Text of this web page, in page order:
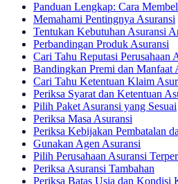
Panduan Lengkap: Cara
Memahami Pentingnya Asuransi
Tentukan Kebutuhan Asuransi
Perbandingan Produk Asuransi
Cari Tahu Reputasi Perusahaan
Bandingkan Premi dan Manfaat
Cari Tahu Ketentuan Klaim
Periksa Syarat dan Ketentuan
Pilih Paket Asuransi yang Sesuai
Periksa Masa Asuransi
Periksa Kebijakan Pembatalan
Gunakan Agen Asuransi
Pilih Perusahaan Asuransi
Periksa Asuransi Tambahan
Periksa Batas Usia dan Kondisi